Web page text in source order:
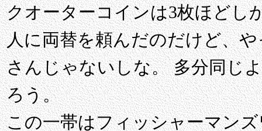
クオーターコインは3枚ほどし
人に両替を頼んだのだけど、
さんじゃないしな。 多分同じ
ろう。
この一帯はフィッシャーマン